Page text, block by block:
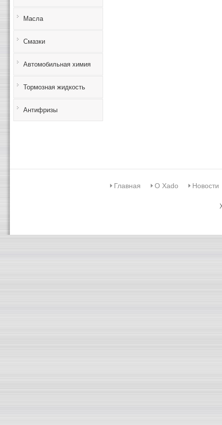
Масла
Смазки
Автомобильная химия
Тормозная жидкость
Антифризы
Главная О Xado Новости